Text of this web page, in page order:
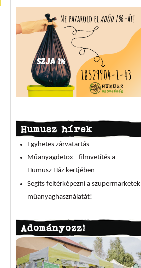
Humusz hírek
Egyhetes zárvatartás
Műanyagdetox - filmvetítés a
Humusz Ház kertjében
Segíts feltérképezni a szupermarketek
műanyaghasználatát!
Adományozz!